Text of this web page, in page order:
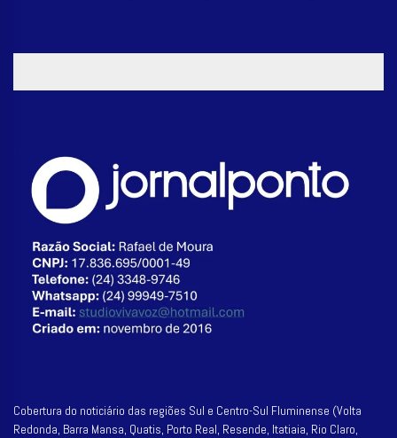
Barra Mansa
Cobertura do noticiário das regiões Sul e Centro-Sul Fluminense (Volta
Redonda, Barra Mansa, Quatis, Porto Real, Resende, Itatiaia, Rio Claro,